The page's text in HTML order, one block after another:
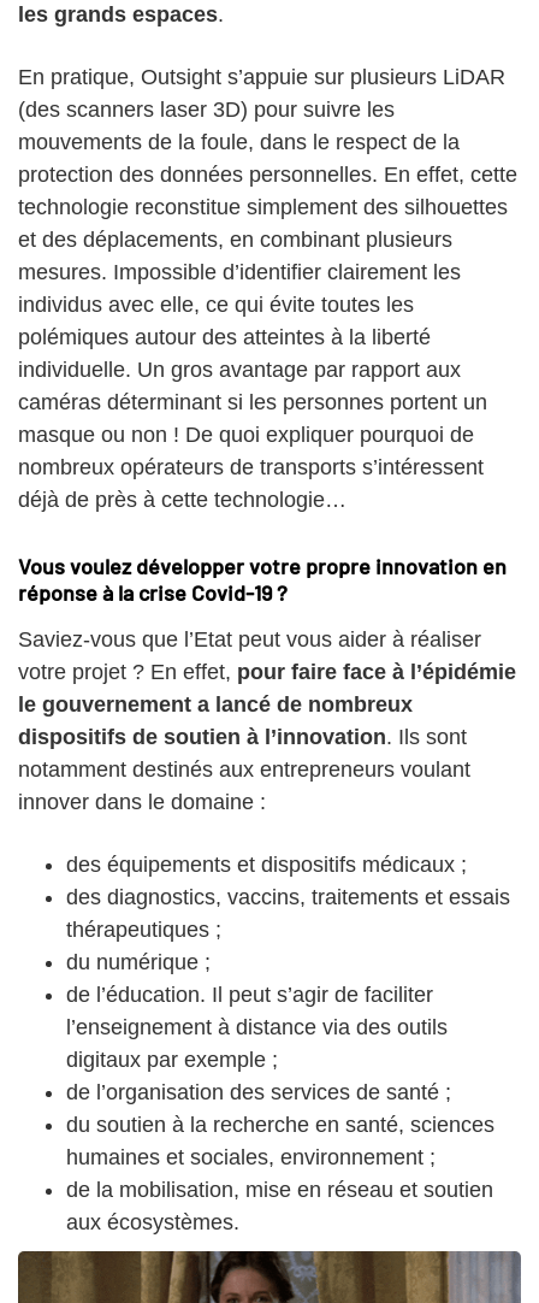
les grands espaces.
En pratique, Outsight s’appuie sur plusieurs LiDAR
(des scanners laser 3D) pour suivre les
mouvements de la foule, dans le respect de la
protection des données personnelles. En effet, cette
technologie reconstitue simplement des silhouettes
et des déplacements, en combinant plusieurs
mesures. Impossible d’identifier clairement les
individus avec elle, ce qui évite toutes les
polémiques autour des atteintes à la liberté
individuelle. Un gros avantage par rapport aux
caméras déterminant si les personnes portent un
masque ou non ! De quoi expliquer pourquoi de
nombreux opérateurs de transports s’intéressent
déjà de près à cette technologie…
Vous voulez développer votre propre innovation en
réponse à la crise Covid-19 ?
Saviez-vous que l’Etat peut vous aider à réaliser
votre projet ? En effet, pour faire face à l’épidémie
le gouvernement a lancé de nombreux
dispositifs de soutien à l’innovation. Ils sont
notamment destinés aux entrepreneurs voulant
innover dans le domaine :
des équipements et dispositifs médicaux ;
des diagnostics, vaccins, traitements et essais
thérapeutiques ;
du numérique ;
de l’éducation. Il peut s’agir de faciliter
l’enseignement à distance via des outils
digitaux par exemple ;
de l’organisation des services de santé ;
du soutien à la recherche en santé, sciences
humaines et sociales, environnement ;
de la mobilisation, mise en réseau et soutien
aux écosystèmes.